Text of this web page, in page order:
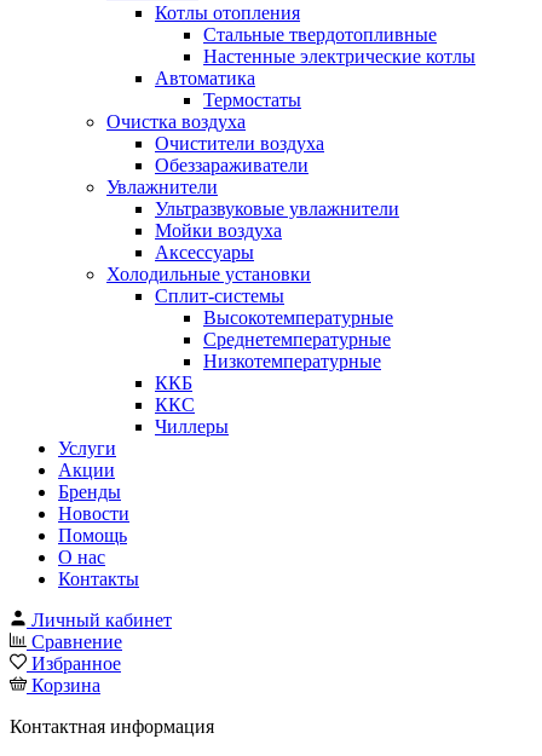
Котлы отопления
Стальные твердотопливные
Настенные электрические котлы
Автоматика
Термостаты
Очистка воздуха
Очистители воздуха
Обеззараживатели
Увлажнители
Ультразвуковые увлажнители
Мойки воздуха
Аксессуары
Холодильные установки
Сплит-системы
Высокотемпературные
Среднетемпературные
Низкотемпературные
ККБ
ККС
Чиллеры
Услуги
Акции
Бренды
Новости
Помощь
О нас
Контакты
Личный кабинет
Сравнение
Избранное
Корзина
Контактная информация